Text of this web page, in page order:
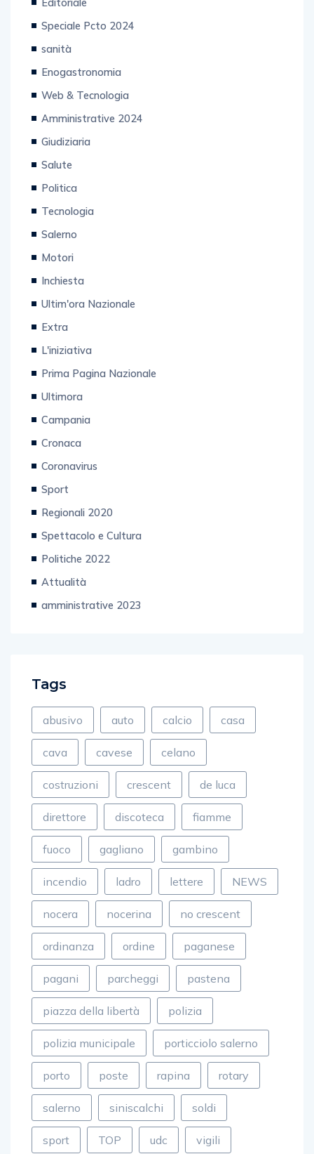
Speciale Pcto 2024
sanità
Enogastronomia
Web & Tecnologia
Amministrative 2024
Giudiziaria
Salute
Politica
Tecnologia
Salerno
Motori
Inchiesta
Ultim'ora Nazionale
Extra
L'iniziativa
Prima Pagina Nazionale
Ultimora
Campania
Cronaca
Coronavirus
Sport
Regionali 2020
Spettacolo e Cultura
Politiche 2022
Attualità
amministrative 2023
Tags
abusivo auto calcio casa
cava cavese celano
costruzioni crescent de luca
direttore discoteca fiamme
fuoco gagliano gambino
incendio ladro lettere NEWS
nocera nocerina no crescent
ordinanza ordine paganese
pagani parcheggi pastena
piazza della libertà polizia
polizia municipale porticciolo salerno
porto poste rapina rotary
salerno siniscalchi soldi
sport TOP udc vigili